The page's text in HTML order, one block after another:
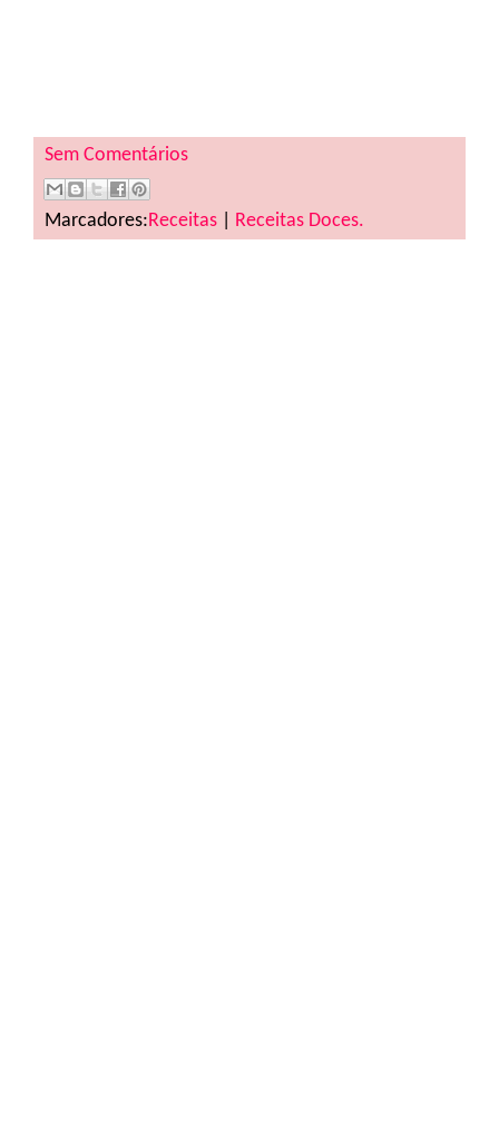
Sem Comentários
Marcadores:Receitas Receitas Doces.